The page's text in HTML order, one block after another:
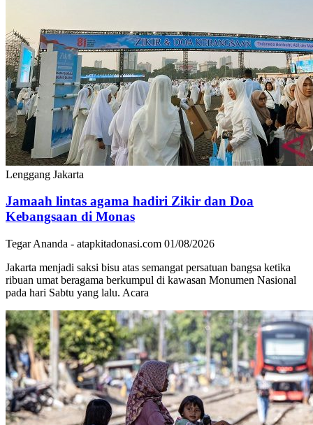
Lenggang Jakarta
Jamaah lintas agama hadiri Zikir dan Doa
Kebangsaan di Monas
Tegar Ananda - atapkitadonasi.com 01/08/2026
Jakarta menjadi saksi bisu atas semangat persatuan bangsa ketika
ribuan umat beragama berkumpul di kawasan Monumen Nasional
pada hari Sabtu yang lalu. Acara